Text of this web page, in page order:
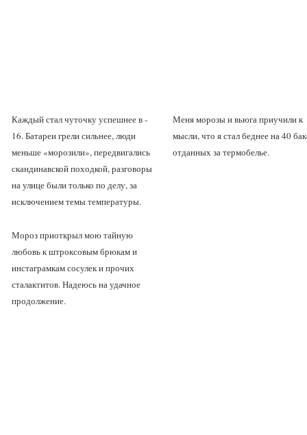
Каждый стал чуточку успешнее в -
16. Батареи грели сильнее, люди
меньше «морозили», передвигались
скандинавской походкой, разговоры
на улице были только по делу, за
исключением темы температуры.
Мороз приоткрыл мою тайную
любовь к штроксовым брюкам и
инстаграмкам сосулек и прочих
сталактитов. Надеюсь на удачное
продолжение.
Меня морозы и вьюга приучили к
мысли, что я стал беднее на 40
отданных за термобелье.